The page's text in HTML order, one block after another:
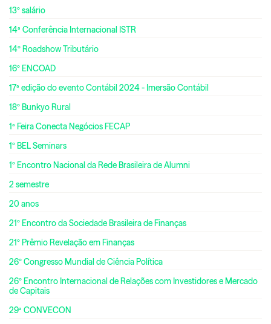
13º salário
14ª Conferência Internacional ISTR
14º Roadshow Tributário
16º ENCOAD
17ª edição do evento Contábil 2024 - Imersão Contábil
18º Bunkyo Rural
1ª Feira Conecta Negócios FECAP
1º BEL Seminars
1º Encontro Nacional da Rede Brasileira de Alumni
2 semestre
20 anos
21º Encontro da Sociedade Brasileira de Finanças
21º Prêmio Revelação em Finanças
26º Congresso Mundial de Ciência Política
26º Encontro Internacional de Relações com Investidores e Mercado
de Capitais
29ª CONVECON